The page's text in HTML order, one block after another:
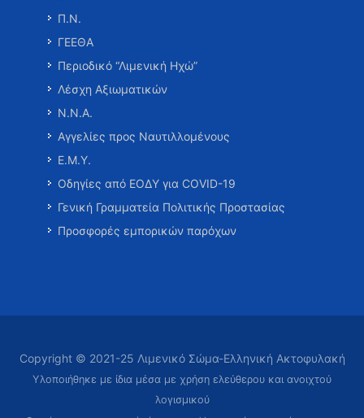
Π.Ν.
ΓΕΕΘΑ
Περιοδικό “Λιμενική Ηχώ”
Λέσχη Αξιωματικών
Ν.Ν.Α.
Αγγελίες προς Ναυτιλλομένους
Ε.Μ.Υ.
Οδηγίες από ΕΟΔΥ για COVID-19
Γενική Γραμματεία Πολιτικής Προστασίας
Προσφορές εμπορικών παρόχων
Copyright © 2021-25 Λιμενικό Σώμα-Ελληνική Ακτοφυλακή
Υλοποιήθηκε με ίδια μέσα με χρήση ελεύθερου και ανοιχτού
λογισμικού